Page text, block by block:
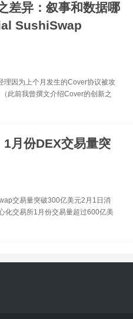
差异：叙事和数据哪
SushiSwap
理因为上个月发生的Cover协议被攻
此前我曾撰文介绍Cover的创新之
月份DEX交易量突
交易量突破300亿美元2月1日消
化交易所1月份交易量超过600亿美